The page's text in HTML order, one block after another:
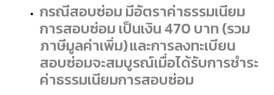
กรณีสอบซ่อม มีอัตราค่าธรรมเนียม
การสอบซ่อม เป็นเงิน 470 บาท (รวม
ภาษีมูลค่าเพิ่ม) และการลงทะเบียน
สอบซ่อมจะสมบูรณ์เมื่อได้รับการชำระ
ค่าธรรมเนียมการสอบซ่อม